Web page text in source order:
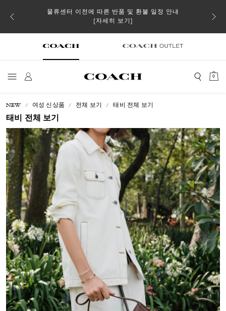
스트
물류센터 이전에 따른 반품 및 환불 일정 안내
[자세히 보기]
일부
0
NEW 여성 신상품 전체 보기 태비 전체 보기
태비 전체 보기